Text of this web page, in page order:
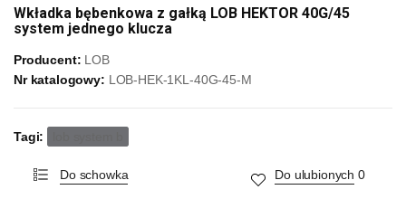
Wkładka bębenkowa z gałką LOB HEKTOR 40G/45
system jednego klucza
Producent: LOB
Nr katalogowy: LOB-HEK-1KL-40G-45-M
Tagi:
Do schowka Do ulubionych 0